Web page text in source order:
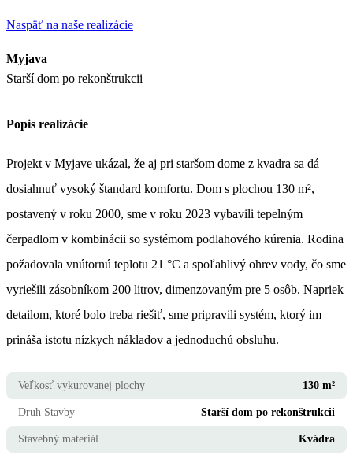
Naspäť na naše realizácie
Myjava
Starší dom po rekonštrukcii
Popis realizácie
Projekt v Myjave ukázal, že aj pri staršom dome z kvadra sa dá
dosiahnuť vysoký štandard komfortu. Dom s plochou 130 m²,
postavený v roku 2000, sme v roku 2023 vybavili tepelným
čerpadlom v kombinácii so systémom podlahového kúrenia. Rodina
požadovala vnútornú teplotu 21 °C a spoľahlivý ohrev vody, čo sme
vyriešili zásobníkom 200 litrov, dimenzovaným pre 5 osôb. Napriek
detailom, ktoré bolo treba riešiť, sme pripravili systém, ktorý im
prináša istotu nízkych nákladov a jednoduchú obsluhu.
Veľkosť vykurovanej plochy 130 m²
Druh Stavby Starší dom po rekonštrukcii
Stavebný materiál Kvádra